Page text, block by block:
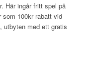
Här ingår fritt spel på
som 100kr rabatt vid
utbyten med ett gratis